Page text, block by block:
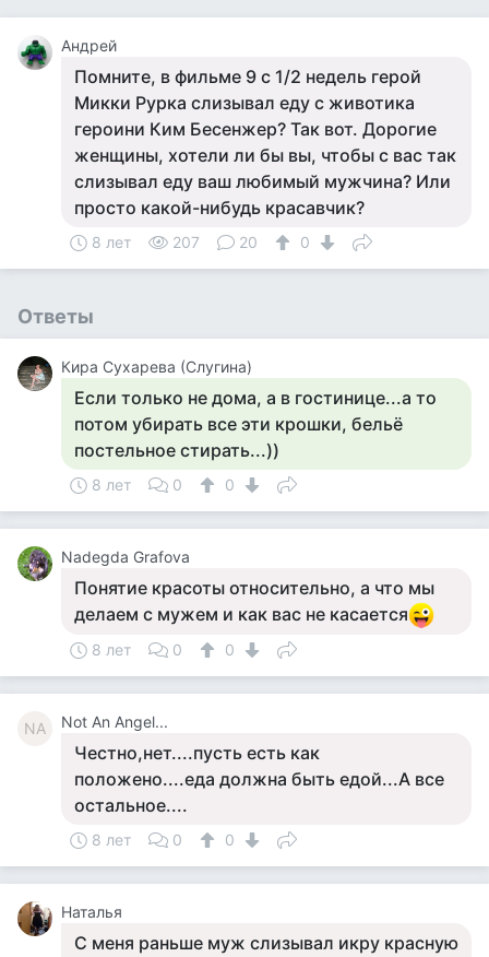
Андрей
Помните, в фильме 9 с 1/2 недель герой
Микки Рурка слизывал еду с животика
героини Ким Бесенжер? Так вот. Дорогие
женщины, хотели ли бы вы, чтобы с вас так
слизывал еду ваш любимый мужчина? Или
просто какой-нибудь красавчик?
8 лет 207 20 0
Ответы
Кира Сухарева (Слугина)
Если только не дома, а в гостинице...а то
потом убирать все эти крошки, бельё
постельное стирать...))
8 лет 0 0
Nadegda Grafova
Понятие красоты относительно, а что мы
делаем с мужем и как вас не касается
8 лет 0 0
NA Not An Angel...
Честно,нет....пусть есть как
положено....еда должна быть едой...А все
остальное....
8 лет 0 0
Наталья
С меня раньше муж слизывал икру красную